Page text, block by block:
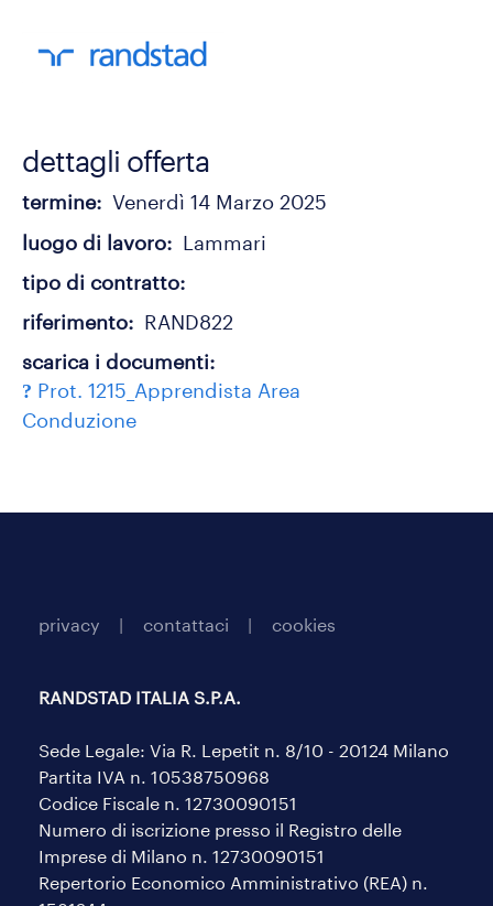
dettagli offerta
termine
Venerdì 14 Marzo 2025
luogo di lavoro
Lammari
tipo di contratto
riferimento
RAND822
scarica i documenti
Prot. 1215_Apprendista Area
Conduzione
privacy contattaci cookies
RANDSTAD ITALIA S.P.A.
Sede Legale: Via R. Lepetit n. 8/10 - 20124 Milano
Partita IVA n. 10538750968
Codice Fiscale n. 12730090151
Numero di iscrizione presso il Registro delle
Imprese di Milano n. 12730090151
Repertorio Economico Amministrativo (REA) n.